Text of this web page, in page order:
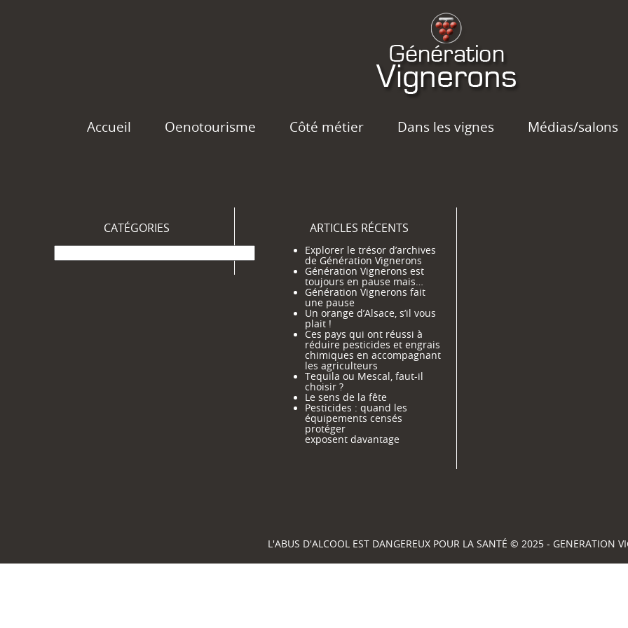
Accueil Oenotourisme Côté métier Dans les vignes Médias/salons
CATÉGORIES
Catégories
ARTICLES RÉCENTS
Explorer le trésor d’archives
de Génération Vignerons
Génération Vignerons est
toujours en pause mais…
Génération Vignerons fait
une pause
Un orange d’Alsace, s’il vous
plait !
Ces pays qui ont réussi à
réduire pesticides et engrais
chimiques en accompagnant
les agriculteurs
Tequila ou Mescal, faut-il
choisir ?
Le sens de la fête
Pesticides : quand les
équipements censés
protéger
exposent davantage
L'ABUS D'ALCOOL EST DANGEREUX POUR LA SANTÉ © 2025 - GENERATION